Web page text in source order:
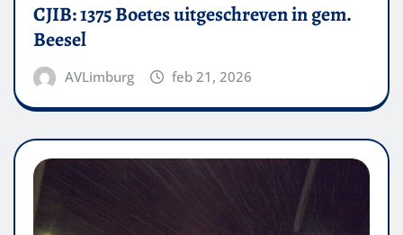
CJIB: 1375 Boetes uitgeschreven in gem.
Beesel
AVLimburg feb 21, 2026